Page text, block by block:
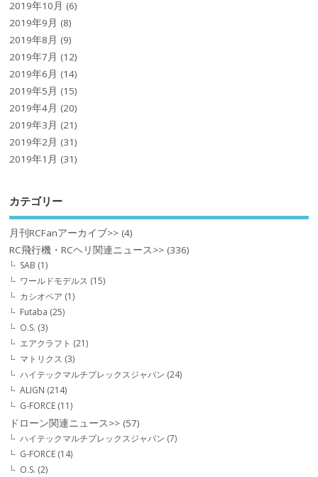
2019年10月 (6)
2019年9月 (8)
2019年8月 (9)
2019年7月 (12)
2019年6月 (14)
2019年5月 (15)
2019年4月 (20)
2019年3月 (21)
2019年2月 (31)
2019年1月 (31)
カテゴリー
月刊RCFanアーカイブ>> (4)
RC飛行機・RCヘリ関連ニュース>> (336)
SAB (1)
ワールドモデルス (15)
カシオペア (1)
Futaba (25)
O.S. (3)
エアクラフト (21)
マトリクス (3)
ハイテックマルチプレックスジャパン (24)
ALIGN (214)
G-FORCE (11)
ドローン関連ニュース>> (57)
ハイテックマルチプレックスジャパン (7)
G-FORCE (14)
O.S. (2)